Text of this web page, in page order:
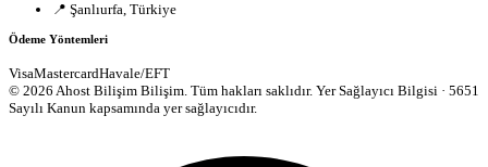
📍 Şanlıurfa, Türkiye
Ödeme Yöntemleri
VisaMastercardHavale/EFT
© 2026 Ahost Bilişim Bilişim. Tüm hakları saklıdır. Yer Sağlayıcı Bilgisi · 5651
Sayılı Kanun kapsamında yer sağlayıcıdır.